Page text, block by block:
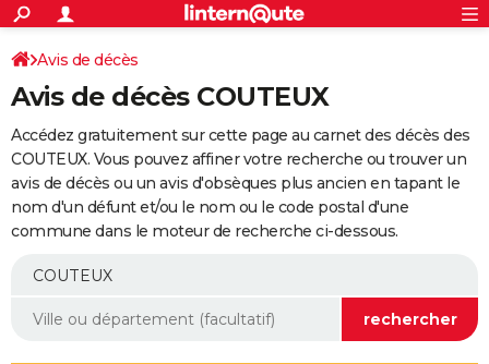
ACTUALITÉS
Politique
Société
Faits Divers
Education
Monde
Villes
+
SPORT
Coupe du monde 2026
Football
Tennis
Cyclisme
Rugby
Forum
Programme TV
TNT
Streaming
Cinéma
Sorties cinéma
Musique
+
FINANCE
Retraite
Epargne
Immobilier
Risques naturels par ville
Banque
Assurance
AUTO
Essais
Réserver un essai
Citadines
Berlines
SUV
Forum auto
+
Mobiles
Meilleur smartphone
Internet
Ordinateurs
Jeux vidéo
Guide high-tech
Aménagement intérieur
Avis de décès
Avis de décès COUTEUX
Accédez gratuitement sur cette page au carnet des décès des
COUTEUX. Vous pouvez affiner votre recherche ou trouver un
avis de décès ou un avis d'obsèques plus ancien en tapant le
nom d'un défunt et/ou le nom ou le code postal d'une
commune dans le moteur de recherche ci-dessous.